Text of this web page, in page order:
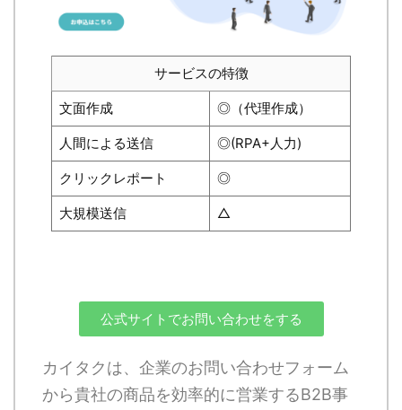
サービスの特徴
文面作成 ◎（代理作成）
人間による送信 ◎(RPA+人力)
クリックレポート ◎
大規模送信 △
公式サイトでお問い合わせをする
カイタクは、企業のお問い合わせフォーム
から貴社の商品を効率的に営業するB2B事